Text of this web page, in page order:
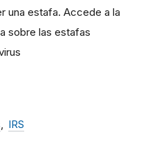
una estafa. Accede a la
sobre las estafas
IRS